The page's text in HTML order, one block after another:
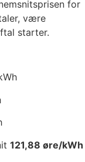
for
være
starter.
121,88 øre/kWh